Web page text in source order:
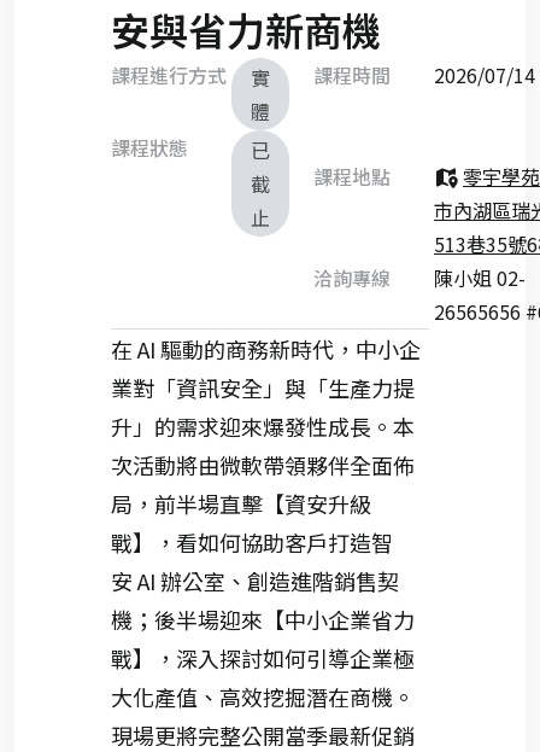
安與省力新商機
課程進行方式
實
體
課程狀態
已
截
止
課程時間 2026/07/14
課程地點
零宇學
市內湖區瑞
513巷35號
洽詢專線
陳小姐 02-
26565656
在AI驅動的商務新時代，中小企
業對「資訊安全」與「生產力提
升」的需求迎來爆發性成長。本
次活動將由微軟帶領夥伴全面佈
局，前半場直擊【資安升級
戰】，看如何協助客戶打造智
安AI辦公室、創造進階銷售契
機；後半場迎來【中小企業省力
戰】，深入探討如何引導企業極
大化產值、高效挖掘潛在商機。
現場更將完整公開當季最新促銷